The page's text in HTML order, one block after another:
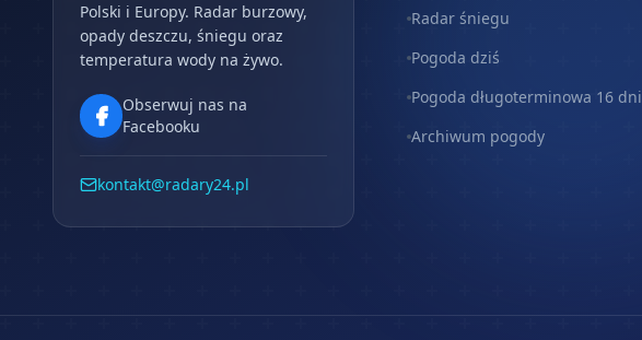
Polski i Europy. Radar burzowy,
opady deszczu, śniegu oraz
temperatura wody na żywo.
Obserwuj nas na
Facebooku
kontakt@radary24.pl
Radar śniegu
Pogoda dziś
Pogoda długoterminowa 16 dni
Archiwum pogody